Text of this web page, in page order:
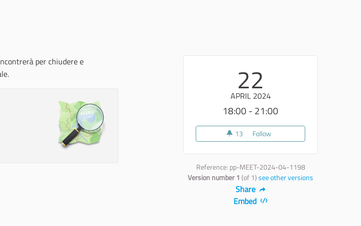
22
APRIL 2024
18:00 - 21:00
13 13 followers
Follow
Reference: pp-MEET-2024-04-1198
Version number 1 (of 1)see other versions
Share
Embed
per chiudere e